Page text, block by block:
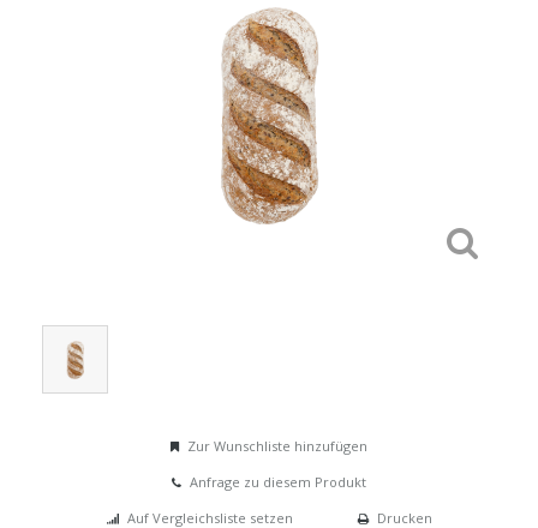
Zur Wunschliste hinzufügen
Anfrage zu diesem Produkt
Auf Vergleichsliste setzen
Drucken